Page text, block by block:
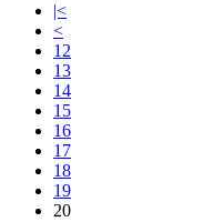
|<
<
12
13
14
15
16
17
18
19
20